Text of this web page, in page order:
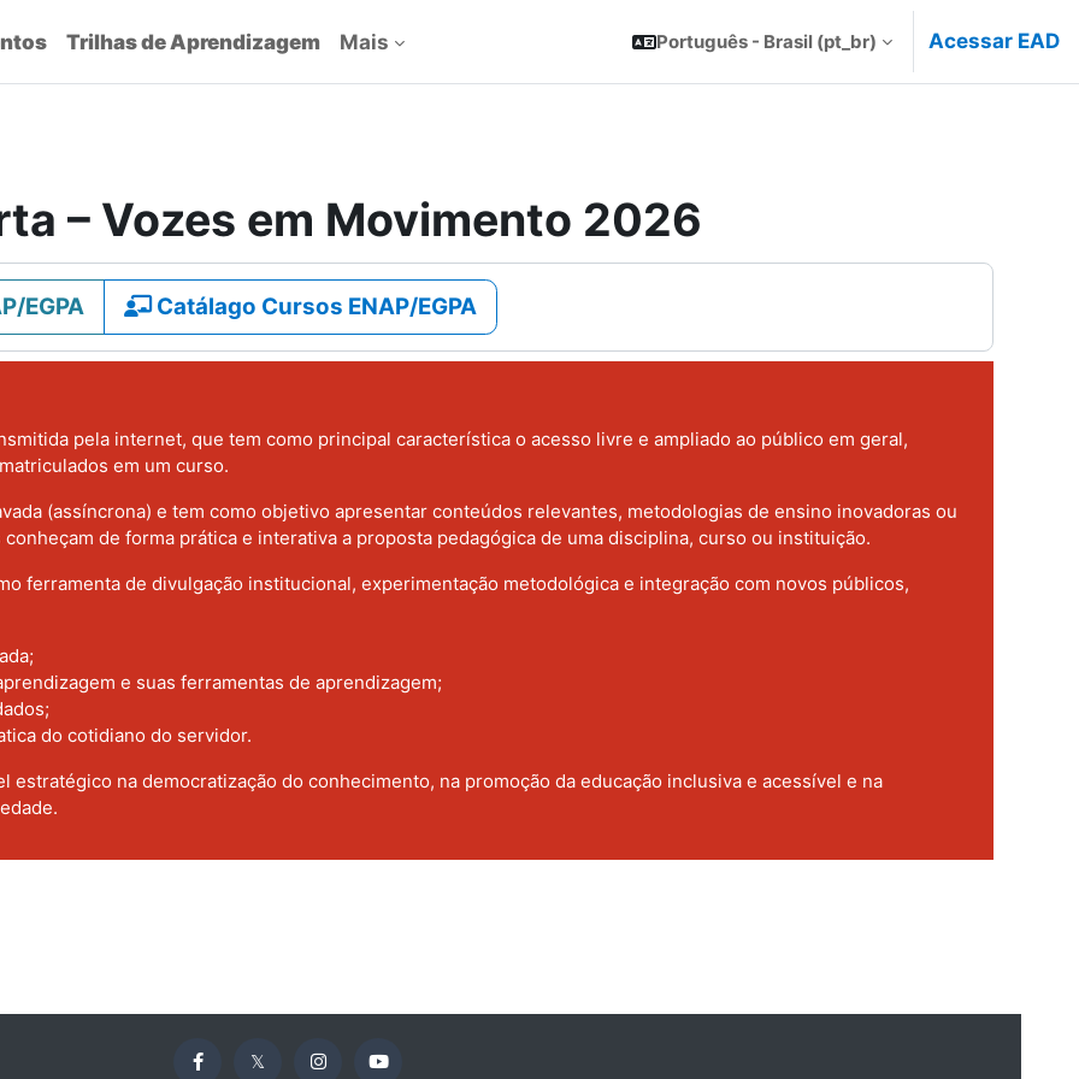
Trilhas de Aprendizagem Mais Português - Brasil ‎(pt_br)‎ Acessar EAD
– Vozes em Movimento 2026
EGPA Catálago Cursos ENAP/EGPA
pela internet, que tem como principal característica o acesso livre e ampliado ao público em geral,
em um curso.
(assíncrona) e tem como objetivo apresentar conteúdos relevantes, metodologias de ensino inovadoras ou
de forma prática e interativa a proposta pedagógica de uma disciplina, curso ou instituição.
ferramenta de divulgação institucional, experimentação metodológica e integração com novos públicos,
e suas ferramentas de aprendizagem;
do cotidiano do servidor.
estratégico na democratização do conhecimento, na promoção da educação inclusiva e acessível e na